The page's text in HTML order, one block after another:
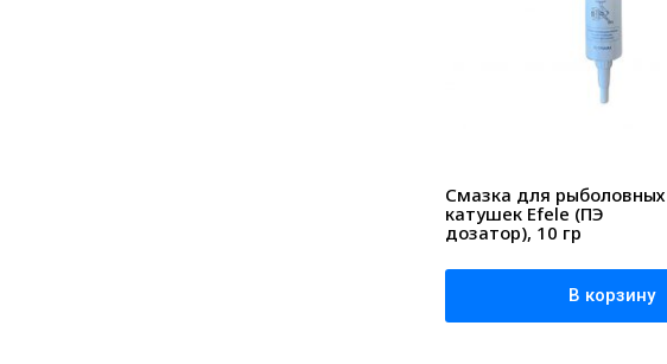
Смазка для рыболовных
катушек Efele (ПЭ
дозатор), 10 гр
В корзину